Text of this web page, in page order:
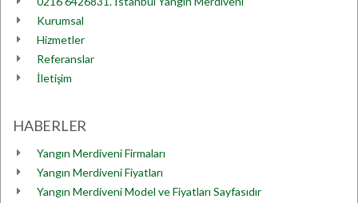
Kurumsal
Hizmetler
Referanslar
İletişim
HABERLER
Yangın Merdiveni Firmaları
Yangın Merdiveni Fiyatları
Yangın Merdiveni Model ve Fiyatları Sayfasıdır